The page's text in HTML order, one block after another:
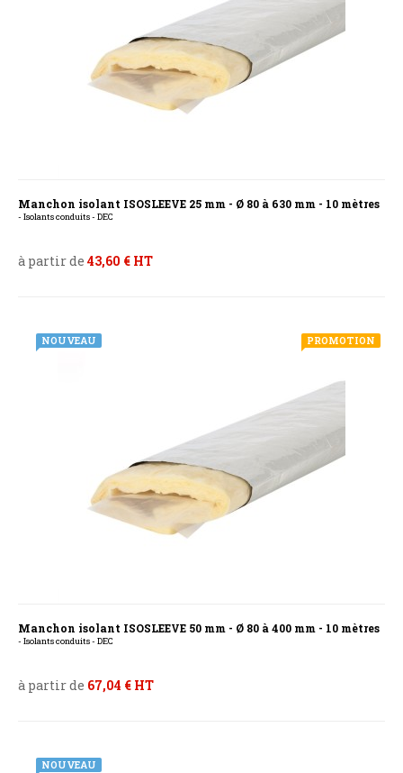
Manchon isolant ISOSLEEVE 25 mm - Ø 80 à 630 mm - 10 mètres
- Isolants conduits - DEC
à partir de 43,60 € HT
NOUVEAU PROMOTION
Manchon isolant ISOSLEEVE 50 mm - Ø 80 à 400 mm - 10 mètres
- Isolants conduits - DEC
à partir de 67,04 € HT
NOUVEAU